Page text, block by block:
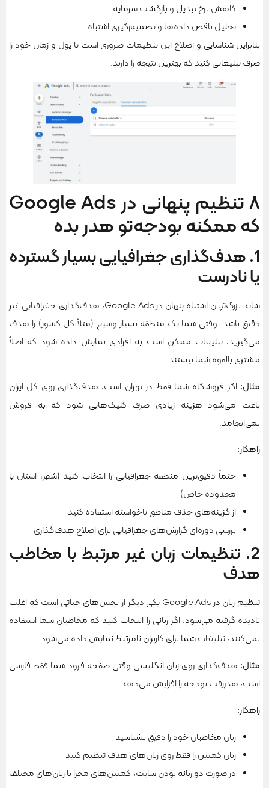
کاهش نرخ تبدیل و بازگشت سرمایه
تحلیل ناقص داده‌ها و تصمیم‌گیری اشتباه
بنابراین شناسایی و اصلاح این تنظیمات ضروری است تا پول و زمان خود را
صرف تبلیغاتی کنید که بهترین نتیجه را دارند.
۸ تنظیم پنهانی در Google Ads
که ممکنه بودجه‌تو هدر بده
1. هدف‌گذاری جغرافیایی بسیار گسترده
یا نادرست
شاید بزرگ‌ترین اشتباه پنهان در Google Ads، هدف‌گذاری جغرافیایی غیر
دقیق باشد. وقتی شما یک منطقه بسیار وسیع (مثلاً کل کشور) را هدف
می‌گیرید، تبلیغات ممکن است به افرادی نمایش داده شود که اصلاً
مشتری بالقوه شما نیستند.
مثال: اگر فروشگاه شما فقط در تهران است، هدف‌گذاری روی کل ایران
باعث می‌شود هزینه زیادی صرف کلیک‌هایی شود که به فروش
نمی‌انجامد.
راهکار:
حتماً دقیق‌ترین منطقه جغرافیایی را انتخاب کنید (شهر، استان یا
محدوده خاص)
از گزینه‌های حذف مناطق ناخواسته استفاده کنید
بررسی دوره‌ای گزارش‌های جغرافیایی برای اصلاح هدف‌گذاری
2. تنظیمات زبان غیر مرتبط با مخاطب
هدف
تنظیم زبان در Google Ads یکی دیگر از بخش‌های حیاتی است که اغلب
نادیده گرفته می‌شود. اگر زبانی را انتخاب کنید که مخاطبان شما استفاده
نمی‌کنند، تبلیغات شما برای کاربران نامرتبط نمایش داده می‌شود.
مثال: هدف‌گذاری روی زبان انگلیسی وقتی صفحه فرود شما فقط فارسی
است، هدررفت بودجه را افزایش می‌دهد.
راهکار:
زبان مخاطبان خود را دقیق بشناسید
زبان کمپین را فقط روی زبان‌های هدف تنظیم کنید
در صورت دو زبانه بودن سایت، کمپین‌های مجزا با زبان‌های مختلف